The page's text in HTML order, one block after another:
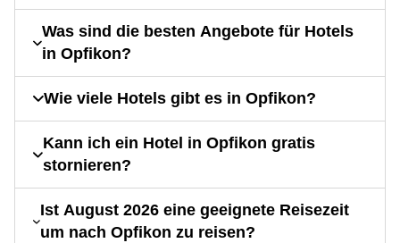
Was sind die besten Angebote für Hotels
in Opfikon?
Wie viele Hotels gibt es in Opfikon?
Kann ich ein Hotel in Opfikon gratis
stornieren?
Ist August 2026 eine geeignete Reisezeit
um nach Opfikon zu reisen?